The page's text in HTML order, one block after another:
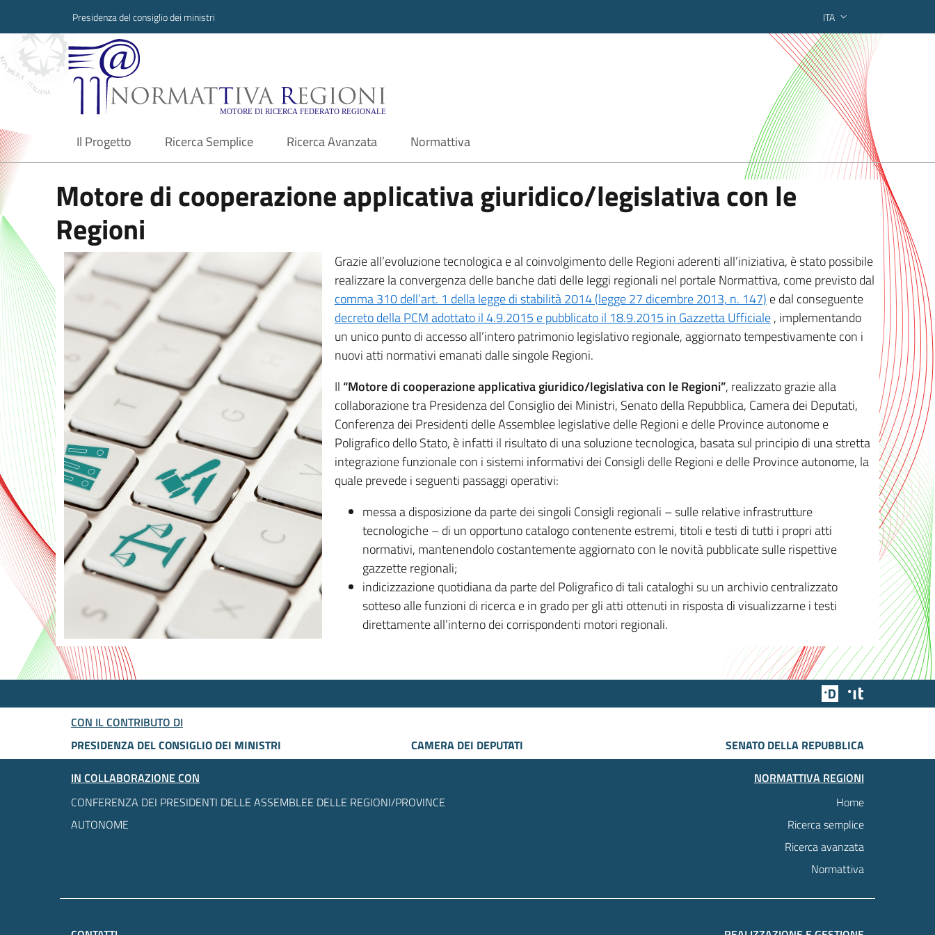
Presidenza del consiglio dei ministri ITA
Normattiva Regioni - Motore di ricerca federato regionale
Il Progetto
current Ricerca Semplice Ricerca Avanzata Normattiva
Motore di cooperazione applicativa giuridico/legislativa con le
Regioni
Grazie all’evoluzione tecnologica e al coinvolgimento delle Regioni aderenti all’iniziativa, è stato possibile
realizzare la convergenza delle banche dati delle leggi regionali nel portale Normattiva, come previsto dal
comma 310 dell’art. 1 della legge di stabilità 2014 (legge 27 dicembre 2013, n. 147) e dal conseguente
decreto della PCM adottato il 4.9.2015 e pubblicato il 18.9.2015 in Gazzetta Ufficiale, implementando
un unico punto di accesso all’intero patrimonio legislativo regionale, aggiornato tempestivamente con i
nuovi atti normativi emanati dalle singole Regioni.
Il “Motore di cooperazione applicativa giuridico/legislativa con le Regioni”, realizzato grazie alla
collaborazione tra Presidenza del Consiglio dei Ministri, Senato della Repubblica, Camera dei Deputati,
Conferenza dei Presidenti delle Assemblee legislative delle Regioni e delle Province autonome e
Poligrafico dello Stato, è infatti il risultato di una soluzione tecnologica, basata sul principio di una stretta
integrazione funzionale con i sistemi informativi dei Consigli delle Regioni e delle Province autonome, la
quale prevede i seguenti passaggi operativi:
messa a disposizione da parte dei singoli Consigli regionali – sulle relative infrastrutture
tecnologiche – di un opportuno catalogo contenente estremi, titoli e testi di tutti i propri atti
normativi, mantenendolo costantemente aggiornato con le novità pubblicate sulle rispettive
gazzette regionali;
indicizzazione quotidiana da parte del Poligrafico di tali cataloghi su un archivio centralizzato
sotteso alle funzioni di ricerca e in grado per gli atti ottenuti in risposta di visualizzarne i testi
direttamente all’interno dei corrispondenti motori regionali.
Team Digitale
CON IL CONTRIBUTO DI
PRESIDENZA DEL CONSIGLIO DEI MINISTRI
CAMERA DEI DEPUTATI
SENATO DELLA REPUBBLICA
IN COLLABORAZIONE CON
CONFERENZA DEI PRESIDENTI DELLE ASSEMBLEE DELLE REGIONI/PROVINCE
AUTONOME
NORMATTIVA REGIONI
Home
Ricerca semplice
Ricerca avanzata
Normattiva